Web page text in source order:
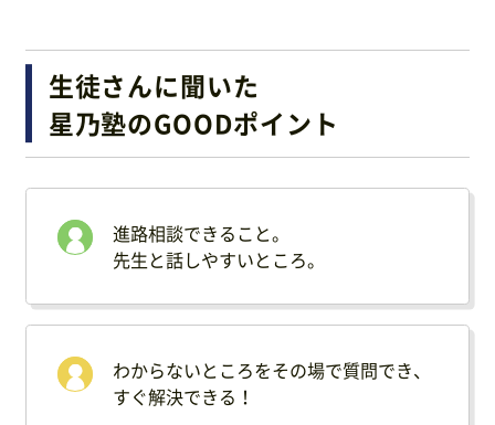
生徒さんに聞いた
星乃塾のGOODポイント
進路相談できること。
先生と話しやすいところ。
わからないところをその場で質問でき、
すぐ解決できる！